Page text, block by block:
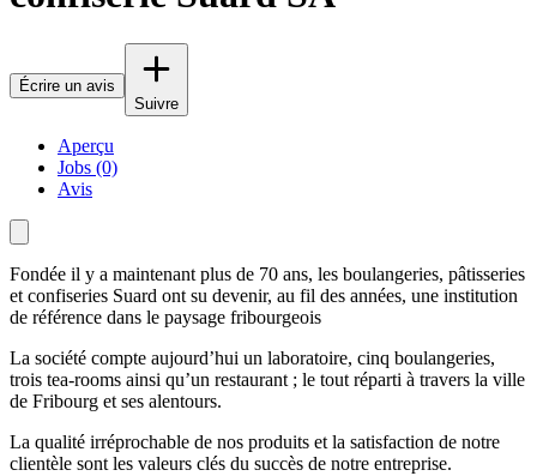
Écrire un avis
Suivre
Aperçu
Jobs (0)
Avis
Fondée il y a maintenant plus de 70 ans, les boulangeries, pâtisseries
et confiseries Suard ont su devenir, au fil des années, une institution
de référence dans le paysage fribourgeois
La société compte aujourd’hui un laboratoire, cinq boulangeries,
trois tea-rooms ainsi qu’un restaurant ; le tout réparti à travers la ville
de Fribourg et ses alentours.
La qualité irréprochable de nos produits et la satisfaction de notre
clientèle sont les valeurs clés du succès de notre entreprise.